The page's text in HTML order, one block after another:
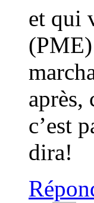
et qui
(PME)
après,
c’est
dira!